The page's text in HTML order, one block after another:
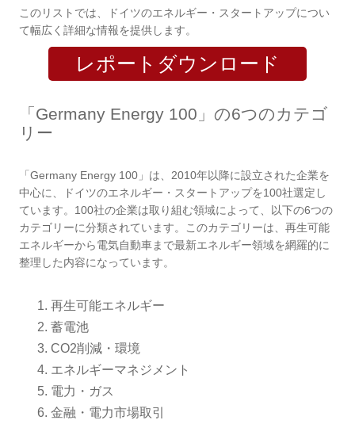
このリストでは、ドイツのエネルギー・スタートアップについ
て幅広く詳細な情報を提供します。
レポートダウンロード
「Germany Energy 100」の6つのカテゴ
リー
「Germany Energy 100」 は、2010年以降に設立された企業を
中心に、ドイツのエネルギー・スタートアップを100社選定し
ています。100社の企業は取り組む領域によって、以下の6つの
カテゴリーに分類されています。このカテゴリーは、再生可能
エネルギーから電気自動車まで最新エネルギー領域を網羅的に
整理した内容になっています。
再生可能エネルギー
蓄電池
CO2削減・環境
エネルギーマネジメント
電力・ガス
金融・電力市場取引